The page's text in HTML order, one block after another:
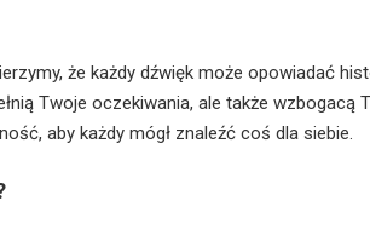
że każdy dźwięk może opowiadać
Twoje oczekiwania, ale także
aby każdy mógł znaleźć coś dla siebie.